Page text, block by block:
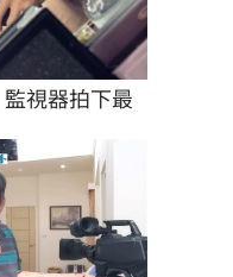
視器拍下最